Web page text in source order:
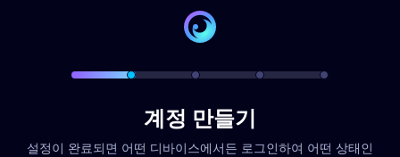
계정 만들기
설정이 완료되면 어떤 디바이스에서든 로그인하여 어떤 상태인